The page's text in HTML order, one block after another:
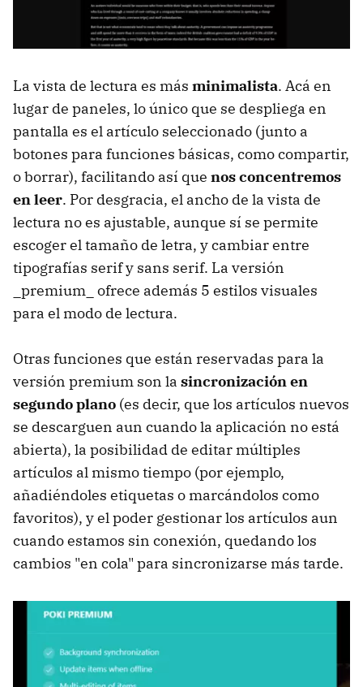
La vista de lectura es más minimalista. Acá en
lugar de paneles, lo único que se despliega en
pantalla es el artículo seleccionado (junto a
botones para funciones básicas, como compartir,
o borrar), facilitando así que nos concentremos
en leer. Por desgracia, el ancho de la vista de
lectura no es ajustable, aunque sí se permite
escoger el tamaño de letra, y cambiar entre
tipografías serif y sans serif. La versión
_premium_ ofrece además 5 estilos visuales
para el modo de lectura.
Otras funciones que están reservadas para la
versión premium son la sincronización en
segundo plano (es decir, que los artículos nuevos
se descarguen aun cuando la aplicación no está
abierta), la posibilidad de editar múltiples
artículos al mismo tiempo (por ejemplo,
añadiéndoles etiquetas o marcándolos como
favoritos), y el poder gestionar los artículos aun
cuando estamos sin conexión, quedando los
cambios "en cola" para sincronizarse más tarde.